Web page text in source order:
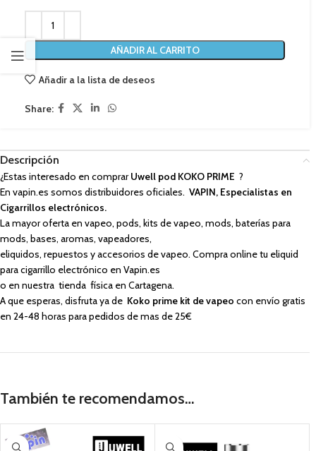
AÑADIR AL CARRITO
Añadir a la lista de deseos
Share:
Descripción
¿Estas interesado en comprarUwell pod KOKO PRIME ?
En vapin.es somos distribuidores oficiales. VAPIN, Especialistas en
Cigarrillos electrónicos.
La mayor oferta en vapeo, pods, kits de vapeo, mods, baterías para
mods, bases, aromas, vapeadores,
eliquidos, repuestos y accesorios de vapeo. Compra online tu eliquid
para cigarrillo electrónico en Vapin.es
o en nuestra tienda física en Cartagena.
A que esperas, disfruta ya de Koko prime kit de vapeo con envío gratis
en 24-48 horas para pedidos de mas de 25€
También te recomendamos…